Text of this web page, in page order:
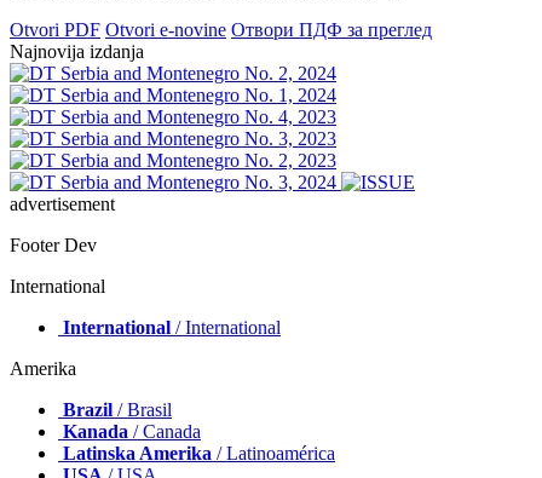
Otvori PDF Otvori e-novine Отвори ПДФ за преглед
Najnovija izdanja
advertisement
Footer Dev
International
International / International
Amerika
Brazil / Brasil
Kanada / Canada
Latinska Amerika / Latinoamérica